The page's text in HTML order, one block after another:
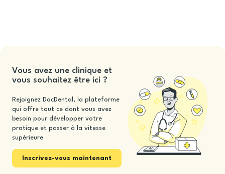
Vous avez une clinique et
vous souhaitez être ici ?
Rejoignez DocDental, la plateforme
qui offre tout ce dont vous avez
besoin pour développer votre
pratique et passer à la vitesse
supérieure
Inscrivez-vous maintenant